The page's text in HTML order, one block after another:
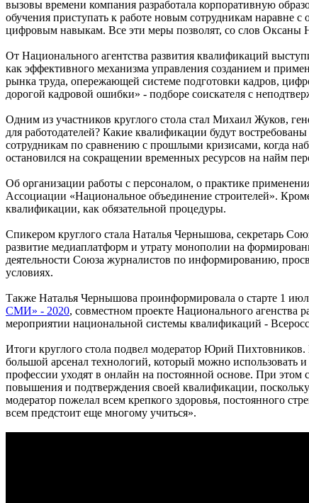
вызовы времени компания разработала корпоративную
обучения приступать к работе новым сотрудникам наравне
цифровым навыкам. Все эти меры позволят, со слов Оксаны
От Национального агентства развития квалификаций
как эффективного механизма управления созданием и
рынка труда, опережающей системе подготовки кадров,
дорогой кадровой ошибки» - подборе соискателя с
Одним из участников круглого стола стал Михаил Жуков,
для работодателей? Какие квалификации будут
сотрудникам по сравнению с прошлыми кризисами, когда
остановился на сокращении временных ресурсов на найм
Об организации работы с персоналом, о практике
Ассоциации «Национальное объединение строителей».
квалификации, как обязательной процедуры.
Спикером круглого стала Наталья Чернышова, секретарь
развитие медиаплатформ и утрату монополии на
деятельности Союза журналистов по информированию,
условиях.
Также Наталья Чернышова проинформировала о старте 1
СМИ» - 2020, совместном проекте Национального
мероприятии национальной системы квалификаций -
Итоги круглого стола подвел модератор Юрий Пихтовников.
большой арсенал технологий, который можно использовать
профессии уходят в онлайн на постоянной основе. При этом
повышения и подтверждения своей квалификации, поскольку
модератор пожелал всем крепкого здоровья, постоянного
всем предстоит еще многому учиться».